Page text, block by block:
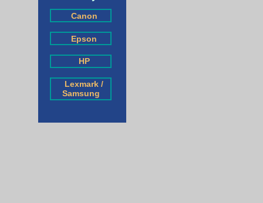
Canon
Epson
HP
Lexmark /
Samsung